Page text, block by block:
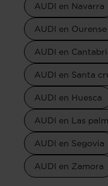
AUDI en Navarra
AUDI en Ourense
AUDI en
AUDI en Santa
AUDI en Huesca
AUDI en Las
AUDI en Segovia
AUDI en Zamora